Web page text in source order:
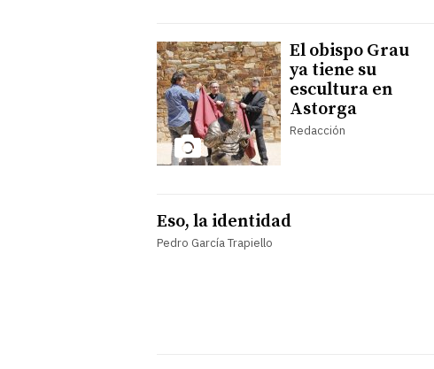
El obispo Grau
ya tiene su
escultura en
Astorga
Redacción
Eso, la identidad
Pedro García Trapiello